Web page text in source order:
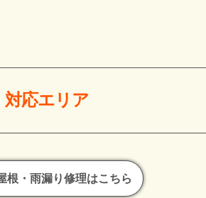
対応エリア
根・雨漏り修理はこちら